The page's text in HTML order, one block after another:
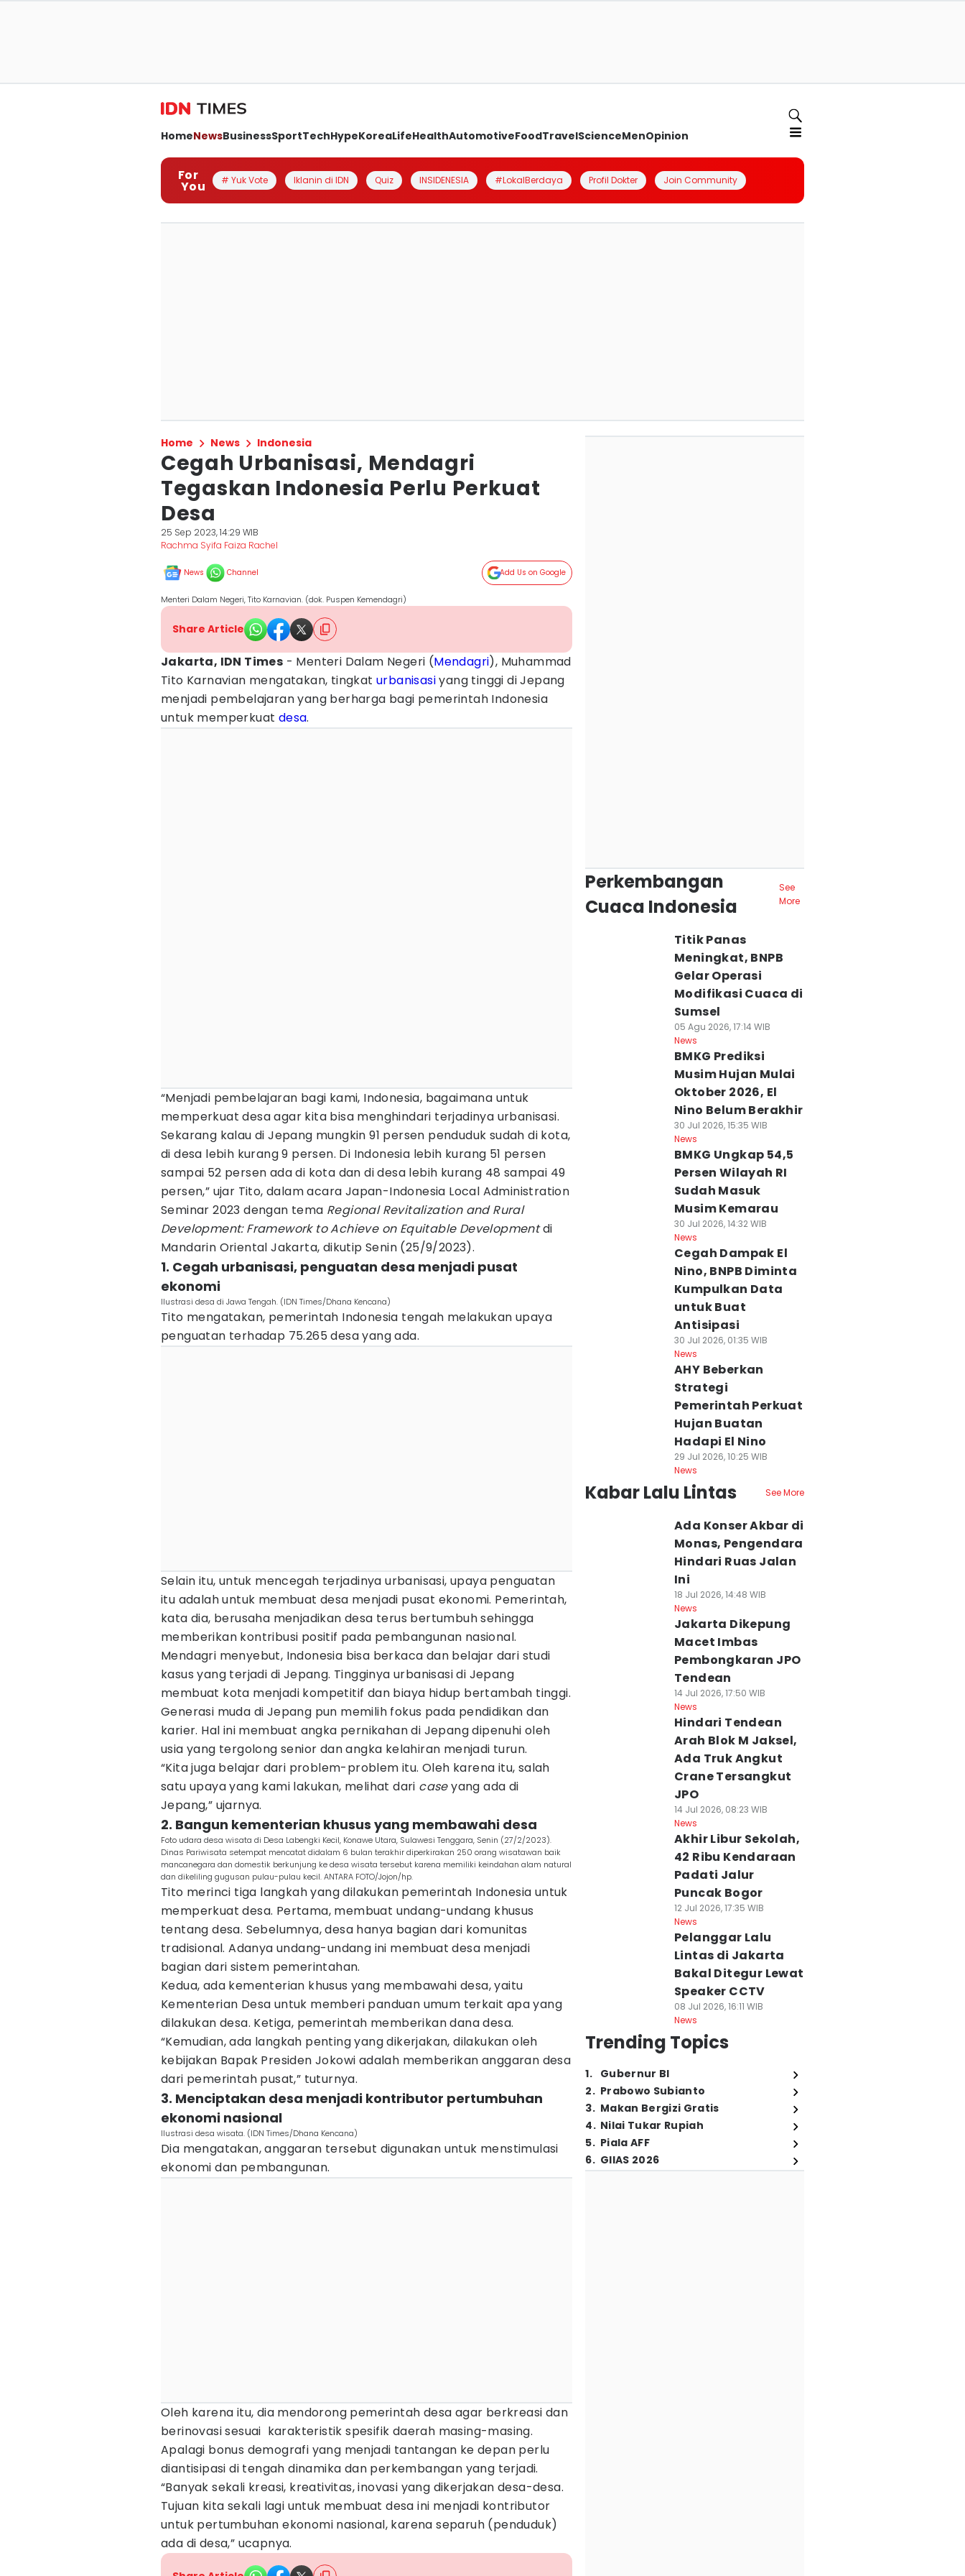
HomeNewsBusinessSportTechHypeKoreaLifeHealthAutomotiveFoodTravelScienceMenOpinion
For
You # Yuk Vote Iklanin di IDN Quiz INSIDENESIA #LokalBerdaya Profil Dokter Join Community
Home News Indonesia
Cegah Urbanisasi, Mendagri
Tegaskan Indonesia Perlu Perkuat
Desa
25 Sep 2023, 14:29 WIB
Rachma Syifa Faiza Rachel
News Channel Add Us on Google
Menteri Dalam Negeri, Tito Karnavian. (dok. Puspen Kemendagri)
Share Article
Jakarta, IDN Times - Menteri Dalam Negeri (Mendagri), Muhammad
Tito Karnavian mengatakan, tingkat urbanisasiyang tinggi di Jepang
menjadi pembelajaran yang berharga bagi pemerintah Indonesia
untuk memperkuat desa.
“Menjadi pembelajaran bagi kami, Indonesia, bagaimana untuk
memperkuat desa agar kita bisa menghindari terjadinya urbanisasi.
Sekarang kalau di Jepang mungkin 91 persen penduduk sudah di kota,
di desa lebih kurang 9 persen. Di Indonesia lebih kurang 51 persen
sampai 52 persen ada di kota dan di desa lebih kurang 48 sampai 49
persen,” ujar Tito, dalam acara Japan-Indonesia Local Administration
Seminar 2023 dengan tema Regional Revitalization and Rural
Development: Framework to Achieve on Equitable Developmentdi
Mandarin Oriental Jakarta, dikutip Senin (25/9/2023).
1. Cegah urbanisasi, penguatan desa menjadi pusat
ekonomi
Ilustrasi desa di Jawa Tengah. (IDN Times/Dhana Kencana)
Tito mengatakan, pemerintah Indonesia tengah melakukan upaya
penguatan terhadap 75.265 desa yang ada.
Selain itu, untuk mencegah terjadinya urbanisasi, upaya penguatan
itu adalah untuk membuat desa menjadi pusat ekonomi. Pemerintah,
kata dia, berusaha menjadikan desa terus bertumbuh sehingga
memberikan kontribusi positif pada pembangunan nasional.
Mendagri menyebut, Indonesia bisa berkaca dan belajar dari studi
kasus yang terjadi di Jepang. Tingginya urbanisasi di Jepang
membuat kota menjadi kompetitif dan biaya hidup bertambah tinggi.
Generasi muda di Jepang pun memilih fokus pada pendidikan dan
karier. Hal ini membuat angka pernikahan di Jepang dipenuhi oleh
usia yang tergolong senior dan angka kelahiran menjadi turun.
“Kita juga belajar dari problem-problem itu. Oleh karena itu, salah
satu upaya yang kami lakukan, melihat dari caseyang ada di
Jepang,” ujarnya.
2. Bangun kementerian khusus yang membawahi desa
Foto udara desa wisata di Desa Labengki Kecil, Konawe Utara, Sulawesi Tenggara, Senin (27/2/2023).
Dinas Pariwisata setempat mencatat didalam 6 bulan terakhir diperkirakan 250 orang wisatawan baik
mancanegara dan domestik berkunjung ke desa wisata tersebut karena memiliki keindahan alam natural
dan dikeliling gugusan pulau-pulau kecil. ANTARA FOTO/Jojon/hp.
Tito merinci tiga langkah yang dilakukan pemerintah Indonesia untuk
memperkuat desa. Pertama, membuat undang-undang khusus
tentang desa. Sebelumnya, desa hanya bagian dari komunitas
tradisional. Adanya undang-undang ini membuat desa menjadi
bagian dari sistem pemerintahan.
Kedua, ada kementerian khusus yang membawahi desa, yaitu
Kementerian Desa untuk memberi panduan umum terkait apa yang
dilakukan desa. Ketiga, pemerintah memberikan dana desa.
“Kemudian, ada langkah penting yang dikerjakan, dilakukan oleh
kebijakan Bapak Presiden Jokowi adalah memberikan anggaran desa
dari pemerintah pusat,” tuturnya.
3. Menciptakan desa menjadi kontributor pertumbuhan
ekonomi nasional
Ilustrasi desa wisata. (IDN Times/Dhana Kencana)
Dia mengatakan, anggaran tersebut digunakan untuk menstimulasi
ekonomi dan pembangunan.
Oleh karena itu, dia mendorong pemerintah desa agar berkreasi dan
berinovasi sesuai karakteristik spesifik daerah masing-masing.
Apalagi bonus demografi yang menjadi tantangan ke depan perlu
diantisipasi di tengah dinamika dan perkembangan yang terjadi.
“Banyak sekali kreasi, kreativitas, inovasi yang dikerjakan desa-desa.
Tujuan kita sekali lagi untuk membuat desa ini menjadi kontributor
untuk pertumbuhan ekonomi nasional, karena separuh (penduduk)
ada di desa,” ucapnya.
Perkembangan
Cuaca Indonesia
See
More
Titik Panas
Meningkat, BNPB
Gelar Operasi
Modifikasi Cuaca di
Sumsel
05 Agu 2026, 17:14 WIB
News
BMKG Prediksi
Musim Hujan Mulai
Oktober 2026, El
Nino Belum Berakhir
30 Jul 2026, 15:35 WIB
News
BMKG Ungkap 54,5
Persen Wilayah RI
Sudah Masuk
Musim Kemarau
30 Jul 2026, 14:32 WIB
News
Cegah Dampak El
Nino, BNPB Diminta
Kumpulkan Data
untuk Buat
Antisipasi
30 Jul 2026, 01:35 WIB
News
AHY Beberkan
Strategi
Pemerintah Perkuat
Hujan Buatan
Hadapi El Nino
29 Jul 2026, 10:25 WIB
News
Kabar Lalu Lintas See More
Ada Konser Akbar di
Monas, Pengendara
Hindari Ruas Jalan
Ini
18 Jul 2026, 14:48 WIB
News
Jakarta Dikepung
Macet Imbas
Pembongkaran JPO
Tendean
14 Jul 2026, 17:50 WIB
News
Hindari Tendean
Arah Blok M Jaksel,
Ada Truk Angkut
Crane Tersangkut
JPO
14 Jul 2026, 08:23 WIB
News
Akhir Libur Sekolah,
42 Ribu Kendaraan
Padati Jalur
Puncak Bogor
12 Jul 2026, 17:35 WIB
News
Pelanggar Lalu
Lintas di Jakarta
Bakal Ditegur Lewat
Speaker CCTV
08 Jul 2026, 16:11 WIB
News
Trending Topics
1. Gubernur BI
2. Prabowo Subianto
3. Makan Bergizi Gratis
4. Nilai Tukar Rupiah
5. Piala AFF
6. GIIAS 2026